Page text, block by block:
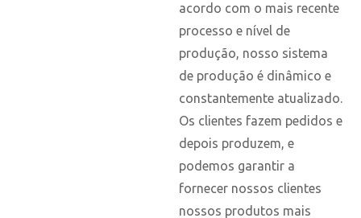
acordo com o mais recente
processo e nível de
produção, nosso sistema
de produção é dinâmico e
constantemente atualizado.
Os clientes fazem pedidos e
depois produzem, e
podemos garantir a
fornecer nossos clientes
nossos produtos mais